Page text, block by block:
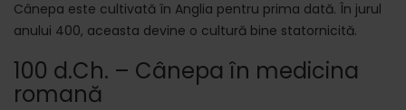
Cânepa este cultivată în Anglia pentru prima dată. În jurul
anului 400, aceasta devine o cultură bine statornicită.
100 d.Ch. – Cânepa în medicina
romană